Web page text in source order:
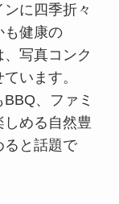
に四季折々
も健康の
写真コンク
います。
、ファミ
しめる自然豊
ると話題で